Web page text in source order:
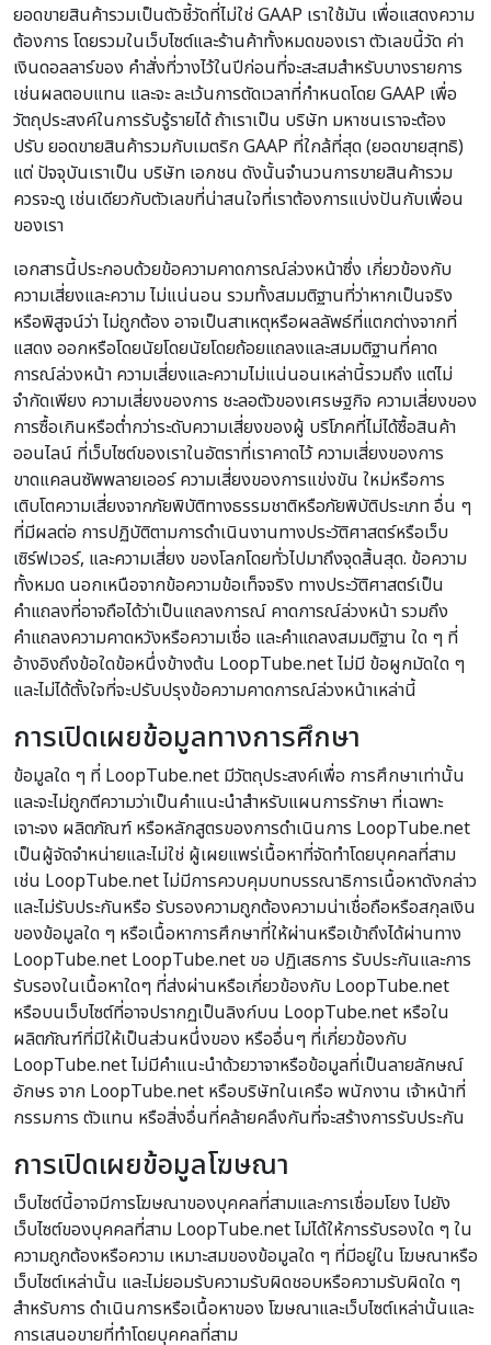
ยอดขายสินค้ารวมเป็นตัวชี้วัดที่ไม่ใช่ GAAP เราใช้มัน เพื่อแสดงความ
ต้องการ โดยรวมในเว็บไซต์และร้านค้าทั้งหมดของเรา ตัวเลขนี้วัด ค่า
เงินดอลลาร์ของ คำสั่งที่วางไว้ในปีก่อนที่จะสะสมสำหรับบางรายการ
เช่นผลตอบแทน และจะ ละเว้นการตัดเวลาที่กำหนดโดย GAAP เพื่อ
วัตถุประสงค์ในการรับรู้รายได้ ถ้าเราเป็น บริษัท มหาชนเราจะต้อง
ปรับ ยอดขายสินค้ารวมกับเมตริก GAAP ที่ใกล้ที่สุด (ยอดขายสุทธิ)
แต่ ปัจจุบันเราเป็น บริษัท เอกชน ดังนั้นจำนวนการขายสินค้ารวม
ควรจะดู เช่นเดียวกับตัวเลขที่น่าสนใจที่เราต้องการแบ่งปันกับเพื่อน
ของเรา
เอกสารนี้ประกอบด้วยข้อความคาดการณ์ล่วงหน้าซึ่ง เกี่ยวข้องกับ
ความเสี่ยงและความ ไม่แน่นอน รวมทั้งสมมติฐานที่ว่าหากเป็นจริง
หรือพิสูจน์ว่า ไม่ถูกต้อง อาจเป็นสาเหตุหรือผลลัพธ์ที่แตกต่างจากที่
แสดง ออกหรือโดยนัยโดยนัยโดยถ้อยแถลงและสมมติฐานที่คาด
การณ์ล่วงหน้า ความเสี่ยงและความไม่แน่นอนเหล่านี้รวมถึง แต่ไม่
จำกัดเพียง ความเสี่ยงของการ ชะลอตัวของเศรษฐกิจ ความเสี่ยงของ
การซื้อเกินหรือต่ำกว่าระดับความเสี่ยงของผู้ บริโภคที่ไม่ได้ซื้อสินค้า
ออนไลน์ ที่เว็บไซต์ของเราในอัตราที่เราคาดไว้ ความเสี่ยงของการ
ขาดแคลนซัพพลายเออร์ ความเสี่ยงของการแข่งขัน ใหม่หรือการ
เติบโตความเสี่ยงจากภัยพิบัติทางธรรมชาติหรือภัยพิบัติประเภท อื่น ๆ
ที่มีผลต่อ การปฏิบัติตามการดำเนินงานทางประวัติศาสตร์หรือเว็บ
เซิร์ฟเวอร์, และความเสี่ยง ของโลกโดยทั่วไปมาถึงจุดสิ้นสุด. ข้อความ
ทั้งหมด นอกเหนือจากข้อความข้อเท็จจริง ทางประวัติศาสตร์เป็น
คำแถลงที่อาจถือได้ว่าเป็นแถลงการณ์ คาดการณ์ล่วงหน้า รวมถึง
คำแถลงความคาดหวังหรือความเชื่อ และคำแถลงสมมติฐาน ใด ๆ ที่
อ้างอิงถึงข้อใดข้อหนึ่งข้างต้น LoopTube.net ไม่มี ข้อผูกมัดใด ๆ
และไม่ได้ตั้งใจที่จะปรับปรุงข้อความคาดการณ์ล่วงหน้าเหล่านี้
การเปิดเผยข้อมูลทางการศึกษา
ข้อมูลใด ๆ ที่ LoopTube.net มีวัตถุประสงค์เพื่อ การศึกษาเท่านั้น
และจะไม่ถูกตีความว่าเป็นคำแนะนำสำหรับแผนการรักษา ที่เฉพาะ
เจาะจง ผลิตภัณฑ์ หรือหลักสูตรของการดำเนินการ LoopTube.net
เป็นผู้จัดจำหน่ายและไม่ใช่ ผู้เผยแพร่เนื้อหาที่จัดทำโดยบุคคลที่สาม
เช่น LoopTube.net ไม่มีการควบคุมบทบรรณาธิการเนื้อหาดังกล่าว
และไม่รับประกันหรือ รับรองความถูกต้องความน่าเชื่อถือหรือสกุลเงิน
ของข้อมูลใด ๆ หรือเนื้อหาการศึกษาที่ให้ผ่านหรือเข้าถึงได้ผ่านทาง
LoopTube.net LoopTube.net ขอ ปฏิเสธการ รับประกันและการ
รับรองในเนื้อหาใดๆ ที่ส่งผ่านหรือเกี่ยวข้องกับ LoopTube.net
หรือบนเว็บไซต์ที่อาจปรากฏเป็นลิงก์บน LoopTube.net หรือใน
ผลิตภัณฑ์ที่มีให้เป็นส่วนหนึ่งของ หรืออื่นๆ ที่เกี่ยวข้องกับ
LoopTube.net ไม่มีคำแนะนำด้วยวาจาหรือข้อมูลที่เป็นลายลักษณ์
อักษร จาก LoopTube.net หรือบริษัทในเครือ พนักงาน เจ้าหน้าที่
กรรมการ ตัวแทน หรือสิ่งอื่นที่คล้ายคลึงกันที่จะสร้างการรับประกัน
การเปิดเผยข้อมูลโฆษณา
เว็บไซต์นี้อาจมีการโฆษณาของบุคคลที่สามและการเชื่อมโยง ไปยัง
เว็บไซต์ของบุคคลที่สาม LoopTube.net ไม่ได้ให้การรับรองใด ๆ ใน
ความถูกต้องหรือความ เหมาะสมของข้อมูลใด ๆ ที่มีอยู่ใน โฆษณาหรือ
เว็บไซต์เหล่านั้น และไม่ยอมรับความรับผิดชอบหรือความรับผิดใด ๆ
สำหรับการ ดำเนินการหรือเนื้อหาของ โฆษณาและเว็บไซต์เหล่านั้นและ
การเสนอขายที่ทำโดยบุคคลที่สาม